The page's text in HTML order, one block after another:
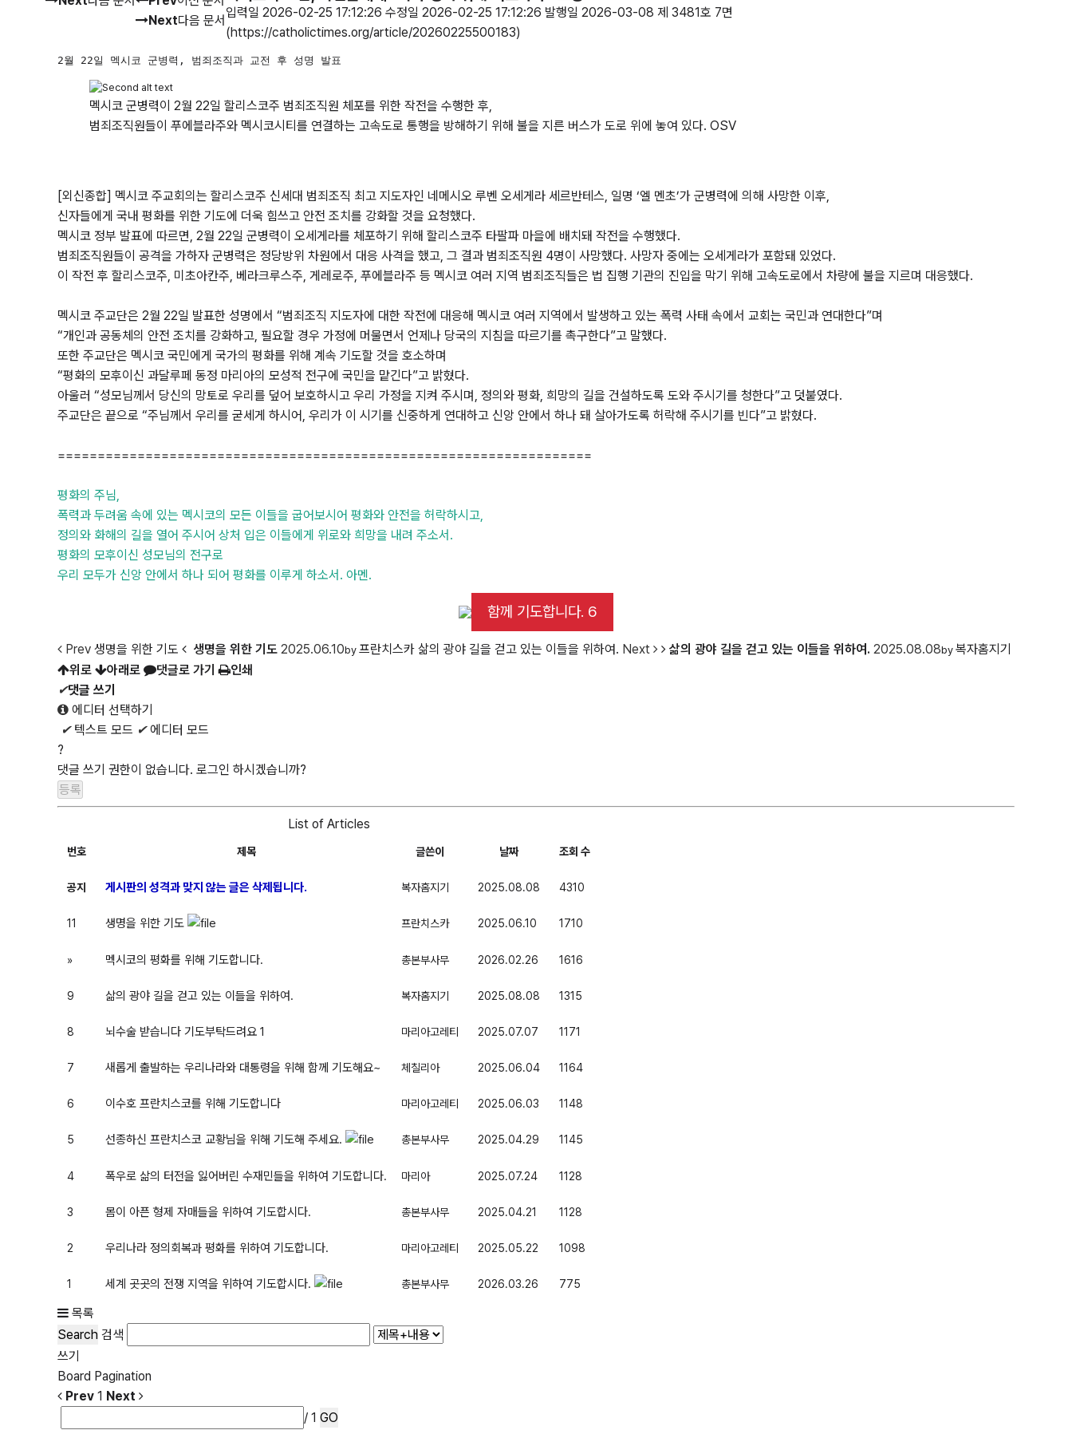
Next다음 문서
입력일 2026-02-25 17:12:26 수정일 2026-02-25 17:12:26 발행일 2026-03-08 제 3481호 7면
(https://catholictimes.org/article/20260225500183)
2월 22일 멕시코 군병력, 범죄조직과 교전 후 성명 발표
멕시코 군병력이 2월 22일 할리스코주 범죄조직원 체포를 위한 작전을 수행한 후,
범죄조직원들이 푸에블라주와 멕시코시티를 연결하는 고속도로 통행을 방해하기 위해 불을 지른 버스가 도로 위에 놓여 있다. OSV
[외신종합] 멕시코 주교회의는 할리스코주 신세대 범죄조직 최고 지도자인 네메시오 루벤 오세게라 세르반테스, 일명 ‘엘 멘초’가 군병력에 의해 사망한 이후,
신자들에게 국내 평화를 위한 기도에 더욱 힘쓰고 안전 조치를 강화할 것을 요청했다.
멕시코 정부 발표에 따르면, 2월 22일 군병력이 오세게라를 체포하기 위해 할리스코주 타팔파 마을에 배치돼 작전을 수행했다.
범죄조직원들이 공격을 가하자 군병력은 정당방위 차원에서 대응 사격을 했고, 그 결과 범죄조직원 4명이 사망했다. 사망자 중에는 오세게라가 포함돼 있었다.
이 작전 후 할리스코주, 미초아칸주, 베라크루스주, 게레로주, 푸에블라주 등 멕시코 여러 지역 범죄조직들은 법 집행 기관의 진입을 막기 위해 고속도로에서 차량에 불을 지르며 대응했다.
멕시코 주교단은 2월 22일 발표한 성명에서 “범죄조직 지도자에 대한 작전에 대응해 멕시코 여러 지역에서 발생하고 있는 폭력 사태 속에서 교회는 국민과 연대한다”며
“개인과 공동체의 안전 조치를 강화하고, 필요할 경우 가정에 머물면서 언제나 당국의 지침을 따르기를 촉구한다”고 말했다.
또한 주교단은 멕시코 국민에게 국가의 평화를 위해 계속 기도할 것을 호소하며
“평화의 모후이신 과달루페 동정 마리아의 모성적 전구에 국민을 맡긴다”고 밝혔다.
아울러 “성모님께서 당신의 망토로 우리를 덮어 보호하시고 우리 가정을 지켜 주시며, 정의와 평화, 희망의 길을 건설하도록 도와 주시기를 청한다”고 덧붙였다.
주교단은 끝으로 “주님께서 우리를 굳세게 하시어, 우리가 이 시기를 신중하게 연대하고 신앙 안에서 하나 돼 살아가도록 허락해 주시기를 빈다”고 밝혔다.
===================================================================
평화의 주님,
폭력과 두려움 속에 있는 멕시코의 모든 이들을 굽어보시어 평화와 안전을 허락하시고,
정의와 화해의 길을 열어 주시어 상처 입은 이들에게 위로와 희망을 내려 주소서.
평화의 모후이신 성모님의 전구로
우리 모두가 신앙 안에서 하나 되어 평화를 이루게 하소서. 아멘.
함께 기도합니다. 6
Prev 생명을 위한 기도 생명을 위한 기도 2025.06.10by프란치스카 삶의 광야 길을 걷고 있는 이들을 위하여. Next 삶의 광야 길을 걷고 있는 이들을 위하여. 2025.08.08by복자홈지기
위로
아래로 댓글로 가기
인쇄
✔댓글 쓰기
에디터 선택하기
✔ 텍스트 모드 ✔에디터 모드
?
댓글 쓰기 권한이 없습니다. 로그인 하시겠습니까?
List of Articles
번호 제목 글쓴이 날짜 조회 수
공지 게시판의 성격과 맞지 않는 글은 삭제됩니다. 복자홈지기 2025.08.08 4310
11 생명을 위한 기도 프란치스카 2025.06.10 1710
» 멕시코의 평화를 위해 기도합니다. 총본부사무 2026.02.26 1616
9 삶의 광야 길을 걷고 있는 이들을 위하여. 복자홈지기 2025.08.08 1315
8 뇌수술 받습니다 기도부탁드려요 1 마리아고레티 2025.07.07 1171
7 새롭게 출발하는 우리나라와 대통령을 위해 함께 기도해요~ 체칠리아 2025.06.04 1164
6 이수호 프란치스코를 위해 기도합니다 마리아고레티 2025.06.03 1148
5 선종하신 프란치스코 교황님을 위해 기도해 주세요. 총본부사무 2025.04.29 1145
4 폭우로 삶의 터전을 잃어버린 수재민들을 위하여 기도합니다. 마리아 2025.07.24 1128
3 몸이 아픈 형제 자매들을 위하여 기도합시다. 총본부사무 2025.04.21 1128
2 우리나라 정의회복과 평화를 위하여 기도합니다. 마리아고레티 2025.05.22 1098
1 세계 곳곳의 전쟁 지역을 위하여 기도합시다. 총본부사무 2026.03.26 775
목록
Search 검색
쓰기
Board Pagination
Prev 1 Next
/ 1 GO